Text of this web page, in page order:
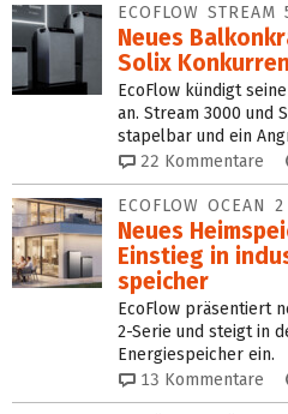
ECOFLOW
Neues
Solix
EcoFlow kündigt
an. Stream 3000 und
stapelbar und ein
22 Kommentare
ECOFLOW OCEAN 2
Neues
Einstieg in
speicher
EcoFlow präsentiert
2-Serie und steigt in
Energiespeicher ein.
13 Kommentare